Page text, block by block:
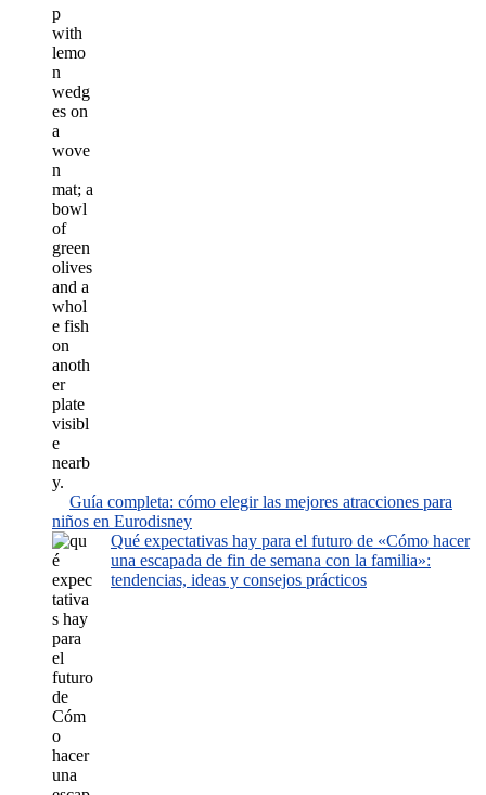
Guía completa: cómo elegir las mejores atracciones para
niños en Eurodisney
Qué expectativas hay para el futuro de «Cómo hacer
una escapada de fin de semana con la familia»:
tendencias, ideas y consejos prácticos